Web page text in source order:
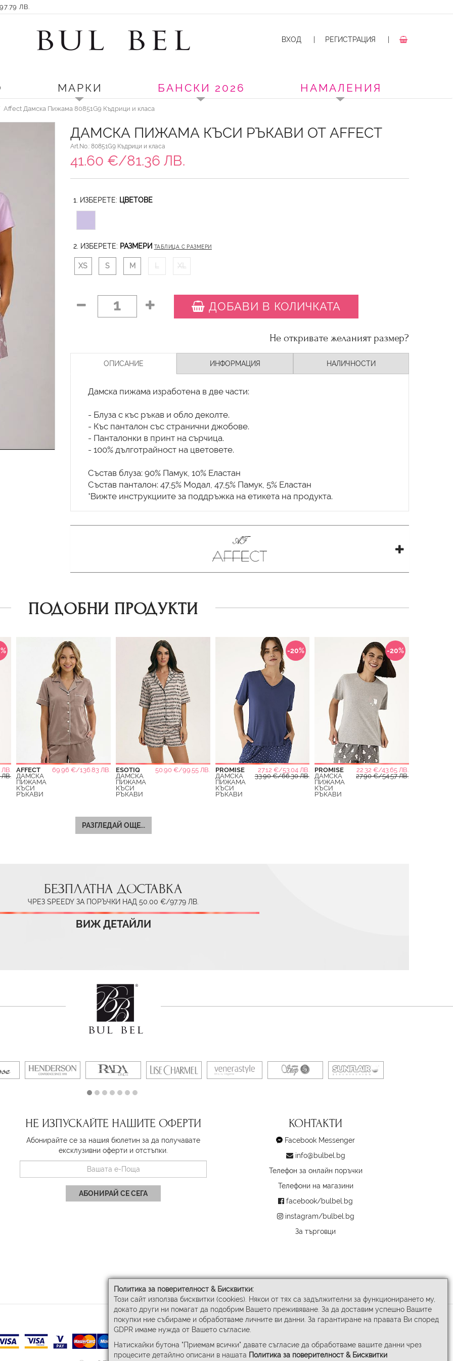
Политика за поверителност & Бисквитки:
Този сайт използва бисквитки (cookies). Някои от тях са задължителни за функционирането му,
докато други ни помагат да подобрим Вашето преживяване. За да доставим успешно Вашите
покупки ние събираме и обработваме личните ви данни. За гарантиране на правата Ви според
GDPR имаме нужда от Вашето съгласие.
Натискайки бутона "Приемам всички" давате съгласие да обработваме вашите данни чрез
процесите детайлно описани в нашата Политика за поверителност & Бисквитки
ЛВ.
ВХОД РЕГИСТРАЦИЯ
МАРКИ БАНСКИ 2026 НАМАЛЕНИЯ
Affect Дамска Пижама 80851G9 Къдрици и класа
ДАМСКА ПИЖАМА КЪСИ РЪКАВИ ОТ AFFECT
Art.No.: 80851G9 Къдрици и класа
41.60 €/81.36 ЛВ.
1. ИЗБЕРЕТЕ: ЦВЕТОВЕ
2. ИЗБЕРЕТЕ: РАЗМЕРИ ТАБЛИЦА С РАЗМЕРИ
XS S M L XL
1 ДОБАВИ В КОЛИЧКАТА
Не откривате желаният размер?
ОПИСАНИЕ ИНФОРМАЦИЯ НАЛИЧНОСТИ
Дамска пижама изработена в две части:
- Блуза с къс ръкав и обло деколте.
- Къс панталон със странични джобове.
- Панталонки в принт на сърчица.
- 100% дълготрайност на цветовете.
Състав блуза: 90% Памук, 10% Еластан
Състав панталон: 47,5% Модал, 47,5% Памук, 5% Еластан
*Вижте инструкциите за поддръжка на етикета на продукта.
ПОДОБНИ ПРОДУКТИ
ЛВ.
AFFECT
69.96 €/136.83 ЛВ.
ДАМСКА
ПИЖАМА
КЪСИ
РЪКАВИ
ESOTIQ
50.90 €/99.55 ЛВ.
ДАМСКА
ПИЖАМА
КЪСИ
РЪКАВИ
-20%
PROMISE
27.12 €/53.04 ЛВ.
ДАМСКА
ПИЖАМА
КЪСИ
РЪКАВИ
33.90 €/66.30 ЛВ.
-20%
PROMISE
22.32 €/43.65 ЛВ.
ДАМСКА
ПИЖАМА
КЪСИ
РЪКАВИ
27.90 €/54.57 ЛВ.
РАЗГЛЕДАЙ ОЩЕ...
БЕЗПЛАТНА ДОСТАВКА
ЧРЕЗ SPEEDY ЗА ПОРЪЧКИ НАД 50.00 €/97.79 ЛВ.
ВИЖ ДЕТАЙЛИ
НЕ ИЗПУСКАЙТЕ НАШИТЕ ОФЕРТИ
Абонирайте се за нашия бюлетин за да получавате
ексклузивни оферти и отстъпки.
АБОНИРАЙ СЕ СЕГА
КОНТАКТИ
Facebook Messenger
info@bulbel.bg
Телефон за онлайн поръчки
Телефони на магазини
facebook/bulbel.bg
instagram/bulbel.bg
За търговци